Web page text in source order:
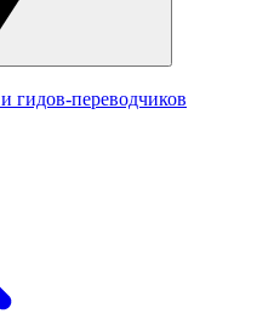
гидов-переводчиков